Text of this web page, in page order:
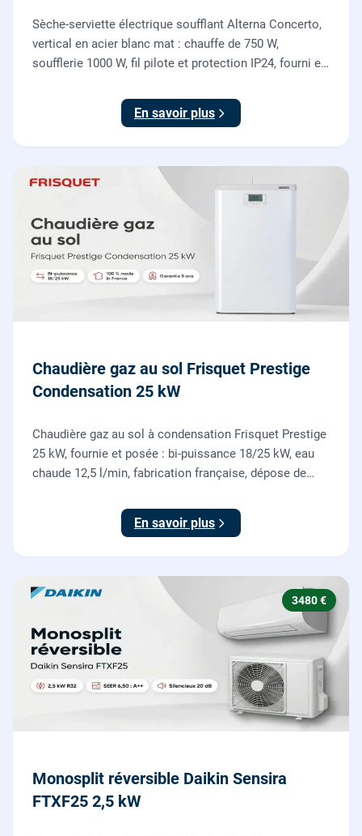
Sèche-serviette électrique soufflant Alterna Concerto,
vertical en acier blanc mat : chauffe de 750 W,
soufflerie 1000 W, fil pilote et protection IP24, fourni et
En savoir plus
Chaudière gaz au sol Frisquet Prestige
Condensation 25 kW
Chaudière gaz au sol à condensation Frisquet Prestige
25 kW, fournie et posée : bi-puissance 18/25 kW, eau
chaude 12,5 l/min, fabrication française, dépose de
En savoir plus
3480 €
Monosplit réversible Daikin Sensira
FTXF25 2,5 kW